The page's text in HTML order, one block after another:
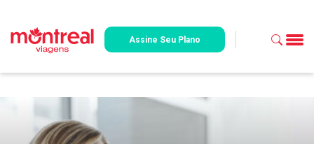
Assine Seu Plano